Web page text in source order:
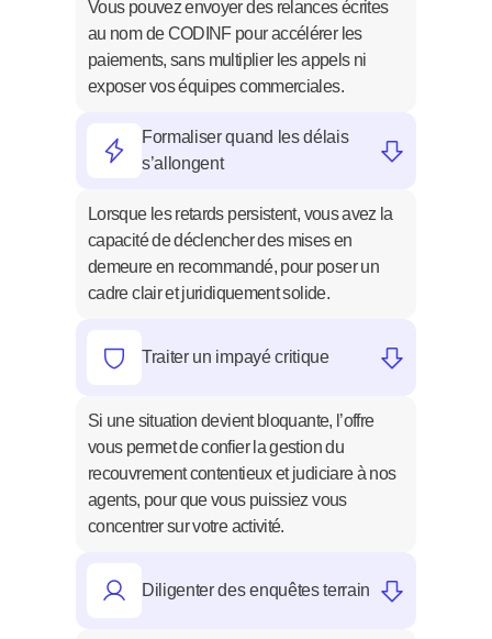
Vous pouvez envoyer des relances écrites
au nom de CODINF pour accélérer les
paiements, sans multiplier les appels ni
exposer vos équipes commerciales.
Formaliser quand les délais
s’allongent
Lorsque les retards persistent, vous avez la
capacité de déclencher des mises en
demeure en recommandé, pour poser un
cadre clair et juridiquement solide.
Traiter un impayé critique
Si une situation devient bloquante, l’offre
vous permet de confier la gestion du
recouvrement contentieux et judiciare à nos
agents, pour que vous puissiez vous
concentrer sur votre activité.
Diligenter des enquêtes terrain